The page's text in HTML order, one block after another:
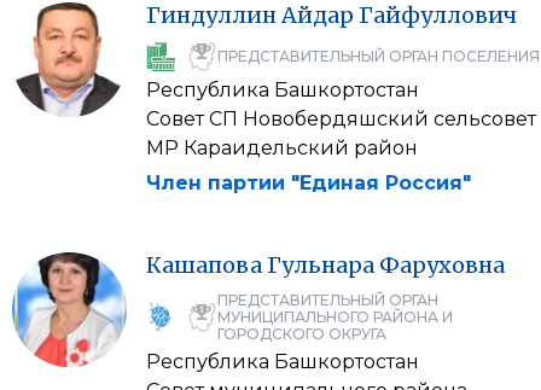
ГиндуллинАйдар Гайфуллович
ПРЕДСТАВИТЕЛЬНЫЙ ОРГАН ПОСЕЛЕНИЯ
Республика Башкортостан
Совет СП Новобердяшский сельсовет
МР Караидельский район
Член партии "Единая Россия"
Кашапова Гульнара Фаруховна
ПРЕДСТАВИТЕЛЬНЫЙ ОРГАН
МУНИЦИПАЛЬНОГО РАЙОНА И
ГОРОДСКОГО ОКРУГА
Республика Башкортостан